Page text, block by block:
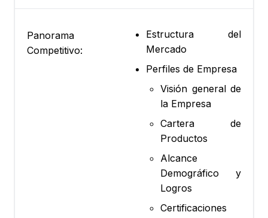
Panorama
Competitivo:
Estructura del
Mercado
Perfiles de Empresa
Visión general de
la Empresa
Cartera de
Productos
Alcance
Demográfico y
Logros
Certificaciones